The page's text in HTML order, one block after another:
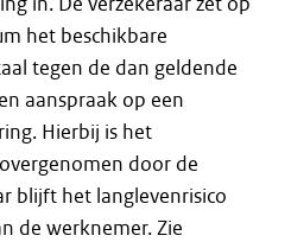
het beschikbare
tegen de dan geldende
aanspraak op een
Hierbij is het
door de
blijft het langlevenrisico
de werknemer. Zie